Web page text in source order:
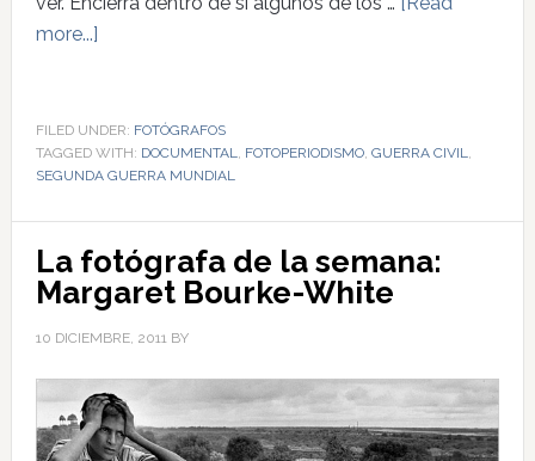
more...]
FILED UNDER: FOTÓGRAFOS
TAGGED WITH: DOCUMENTAL FOTOPERIODISMO, GUERRA CIVIL
SEGUNDA GUERRA MUNDIAL
La fotógrafa de la semana:
Margaret Bourke-White
10 DICIEMBRE, 2011 BY